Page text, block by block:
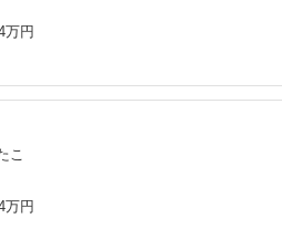
万円
こ
万円